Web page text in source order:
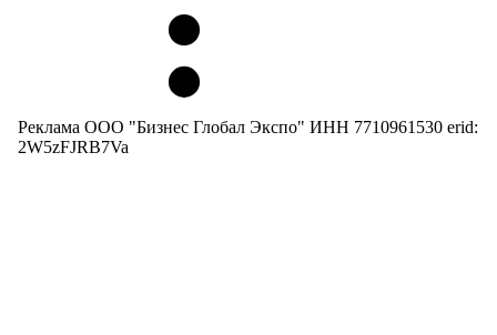
Реклама ООО "Бизнес Глобал Экспо" ИНН 7710961530 erid:
2W5zFJRB7Va